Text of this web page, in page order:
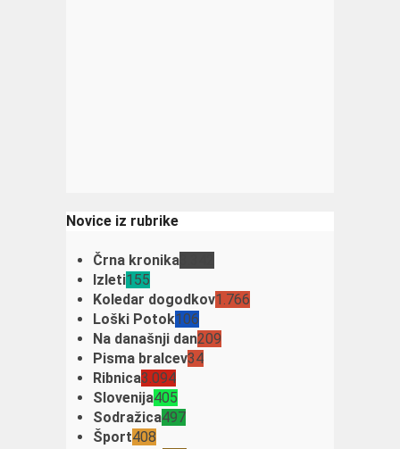
Novice iz rubrike
Črna kronika
Izleti155
Koledar dogodkov1.766
Loški Potok106
Na današnji dan209
Pisma bralcev34
Ribnica3.094
Slovenija405
Sodražica497
Šport408